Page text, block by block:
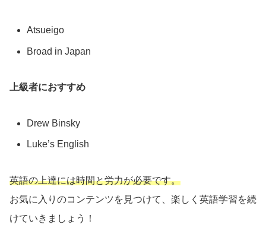
Atsueigo
Broad in Japan
上級者におすすめ
Drew Binsky
Luke’s English
英語の上達には時間と労力が必要です。
お気に入りのコンテンツを見つけて、楽しく英語学習を続
けていきましょう！